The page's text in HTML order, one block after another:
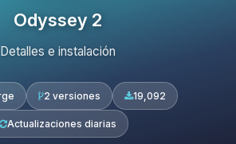
Odyssey 2
Detalles e instalación
2 versiones 19,092
Actualizaciones diarias